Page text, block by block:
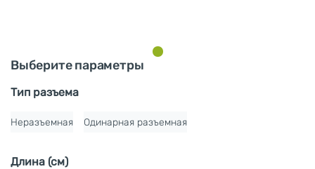
Выберите параметры
Тип разъема
Неразъемная Одинарная разъемная
Длина (см)